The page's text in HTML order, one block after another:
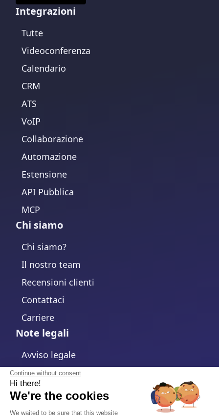
Continue without consent
Hi there!
We're the cookies
We waited to be sure that this website
Integrazioni
Tutte
Videoconferenza
Calendario
CRM
ATS
VoIP
Collaborazione
Automazione
Estensione
API Pubblica
MCP
Chi siamo
Chi siamo?
Il nostro team
Recensioni clienti
Contattaci
Carriere
Note legali
Avviso legale
Informativa sulla Privacy
Politica sui cookie
Modifica impostazioni cookie